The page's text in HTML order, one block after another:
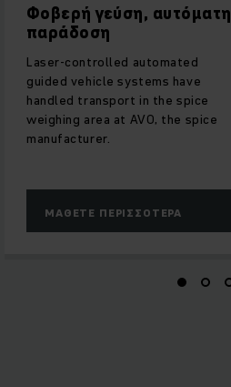
Φοβερή γεύση, αυτόματη
παράδοση
Laser-controlled automated
guided vehicle systems have
handled transport in the spice
weighing area at AVO, the spice
manufacturer.
ΜΆΘΕΤΕ ΠΕΡΙΣΣΌΤΕΡΑ